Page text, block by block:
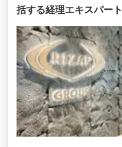
括する経理エキスパート